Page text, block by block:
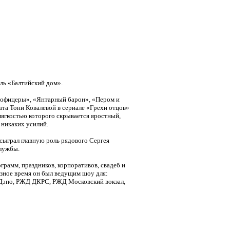
«Балтийский дом».
офицеры», «Янтарный барон», «Пером и
Тони Ковалевой в сериале «Грехи отцов»
которого скрывается яростный,
усилий.
главную роль рядового Сергея
праздников, корпоративов, свадеб и
время он был ведущим шоу для:
РЖД ДКРС, РЖД Московский вокзал,